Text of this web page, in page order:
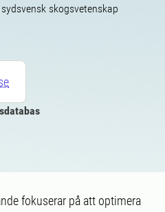
skogsvetenskap
fokuserar på att optimera